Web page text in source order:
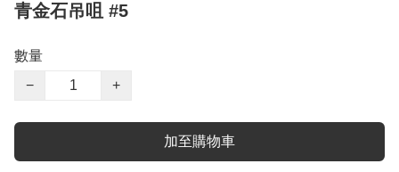
青金石吊咀 #5
數量
−
+
加至購物車